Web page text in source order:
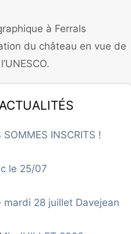
à Ferrals
du château en vue de
SOMMES INSCRITS !
le 25/07
28 juillet Davejean